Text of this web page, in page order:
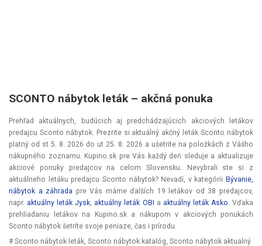
SCONTO nábytok leták – akčná ponuka
Prehľad aktuálnych, budúcich aj predchádzajúcich akciových letákov
predajcu Sconto nábytok. Prezrite si aktuálný akčný leták Sconto nábytok
platný od st 5. 8. 2026 do ut 25. 8. 2026 a ušetrite na položkách z Vášho
nákupného zoznamu. Kupino.sk pre Vás každý deň sleduje a aktualizuje
akciové ponuky predajcov na celom Slovensku. Nevybrali ste si z
aktuálneho letáku predajcu Sconto nábytok? Nevadí, v kategórii Bývanie,
nábytok a záhrada pre Vás máme ďalších 19 letákov od 38 predajcov,
napr. aktuálny leták Jysk aktuálny leták OBI a aktuálny leták Asko . Vďaka
prehliadaniu letákov na Kupino.sk a nákupom v akciových ponukách
Sconto nábytok šetríte svoje peniaze, čas i prírodu.
# Sconto nábytok leták, Sconto nábytok katalóg, Sconto nábytok aktualný